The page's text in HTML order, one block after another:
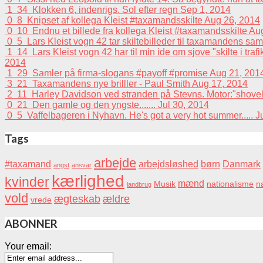
1 34 Klokken 6, indenrigs. Sol efter regn Sep 1, 2014
0 8 Knipset af kollega Kleist #taxamandsskilteAug 26, 2014
0 10 Endnu et billede fra kollega Kleist #taxamandsskilte
0 5
Lars Kleist vogn 42 tar skiltebilleder til taxamandens
1 14
Lars Kleist vogn 42 har til min ide om sjove "skilte i
2014
1 29 Samler på firma-slogans #payoff #promiseAug 21,
3 21 Taxamandens nye brilller - Paul Smith Aug 17, 2014
2 11
Harley Davidson ved stranden på Stevns.
0 21 Den gamle og den yngste....... Jul 30, 2014
0 5 Vaffelbageren i Nyhavn. He's got a very hot summer.....
Tags
#taxamand angst ansvar arbejde arbejdsløshed børn Danmark
kvinder kærlighed landbrug Musik mænd nationalisme
vold vrede ægteskabældre
ABONNER
Your email: